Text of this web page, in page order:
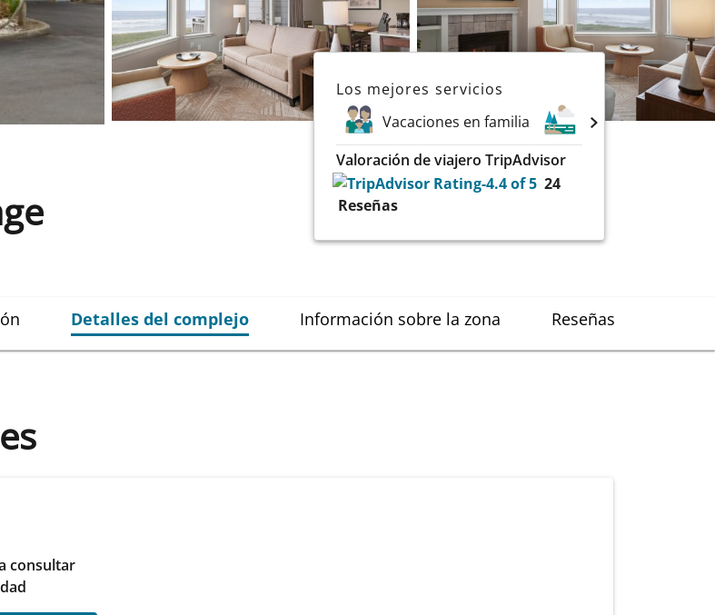
Los mejores servicios
Vacaciones en familia
Lagos
Valoración de viajero TripAdvisor
24
Reseñas
Detalles del complejo Información sobre la zona Reseñas
consultar